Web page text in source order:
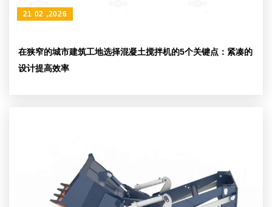
在狭窄的城市建筑工地选择混凝土搅拌机的5个关键点：紧凑的
设计提高效率
21 02 ,2026